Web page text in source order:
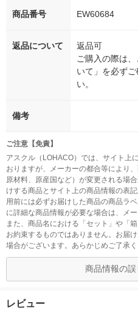
商品番号 EW60684
返品について
返品可
ご購入の際は
いて」を必ず
い。
備考
ご注意【免責】
アスクル（LOHACO）では、サイト上
おりますが、メーカーの都合等により
原材料、原産国など）が変更される場
けする商品とサイト上の商品情報の表
用前には必ずお届けした商品の商品ラ
に詳細な商品情報が必要な場合は、メ
また、商品名における「セット」や「
お約束するものではありません。お届
場合がございます。あらかじめご了承く
商品情報の
レビュー